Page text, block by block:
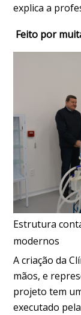
explica a
Feito por
Estrutura
modernos
A criação da
mãos, e
projeto tem
executado